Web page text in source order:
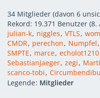
34 Mitglieder (davon 6
Rekord: 19.371 Benutzer (8.
julian-k niggles VTLS
CMDR perechon Numpfel
SMPTE
marce echolot1210
SebastianJaeger zegi
scanco-tobi
Legende Mitglieder